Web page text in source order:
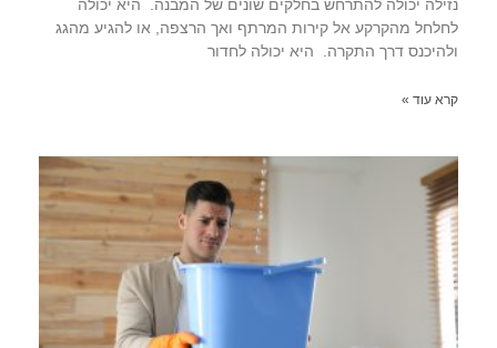
נזילה יכולה להתרחש בחלקים שונים של המבנה. היא יכולה
לחלחל מהקרקע אל קירות המרתף ואך הרצפה, או להגיע מהגג
ולהיכנס דרך התקרה. היא יכולה לחדור
קרא עוד »